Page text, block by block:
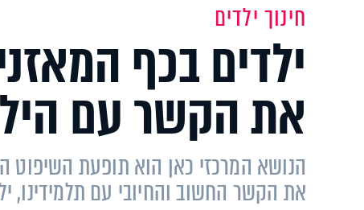
חינוך ילדים
ילדים בכף
את הקשר עם
הנושא המרכזי כאן הוא תופעת השיפוט
את הקשר החשוב והחיובי עם תלמידינו,